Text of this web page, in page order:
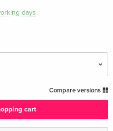
days
CHF 21.50
Compare versions
cart